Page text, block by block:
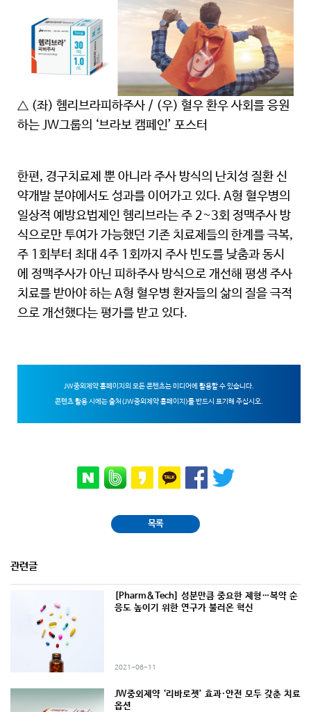
△ (좌) 헴리브라피하주사 / (우) 혈우 환우 사회를 응원
하는 JW그룹의 ‘브라보 캠페인’ 포스터
한편, 경구치료제 뿐 아니라 주사 방식의 난치성 질환 신
약개발 분야에서도 성과를 이어가고 있다. A형 혈우병의
일상적 예방요법제인 헴리브라는 주 2~3회 정맥주사 방
식으로만 투여가 가능했던 기존 치료제들의 한계를 극복,
주 1회부터 최대 4주 1회까지 주사 빈도를 낮춤과 동시
에 정맥주사가 아닌 피하주사 방식으로 개선해 평생 주사
치료를 받아야 하는 A형 혈우병 환자들의 삶의 질을 극적
으로 개선했다는 평가를 받고 있다.
JW중외제약 홈페이지의 모든 콘텐츠는 미디어에 활용할 수 있습니다.
콘텐츠 활용 시에는 출처(JW중외제약 홈페이지)를 반드시 표기해 주십시오.
목록
관련글
[Pharm&Tech] 성분만큼 중요한 제형…복약 순
응도 높이기 위한 연구가 불러온 혁신
2021-06-11
JW중외제약 ‘리바로젯’ 효과·안전 모두 갖춘 치료
옵션